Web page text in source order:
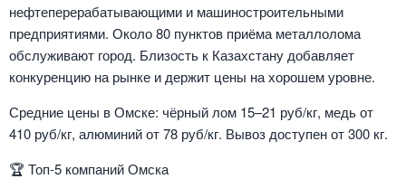
нефтеперерабатывающими и машиностроительными
предприятиями. Около 80 пунктов приёма металлолома
обслуживают город. Близость к Казахстану добавляет
конкуренцию на рынке и держит цены на хорошем уровне.
Средние цены в Омске: чёрный лом 15–21 руб/кг, медь от
410 руб/кг, алюминий от 78 руб/кг. Вывоз доступен от 300 кг.
🏆 Топ-5 компаний Омска